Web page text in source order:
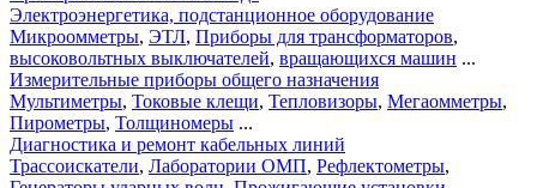
Электроэнергетика, подстанционное оборудование
Микроомметры, ЭТЛ, Приборы для трансформаторов,
высоковольтных выключателей, вращающихся машин ...
Измерительные приборы общего назначения
Мультиметры, Токовые клещи, Тепловизоры, Мегаомметры,
Пирометры, Толщиномеры ...
Диагностика и ремонт кабельных линий
Трассоискатели, Лаборатории ОМП, Рефлектометры,